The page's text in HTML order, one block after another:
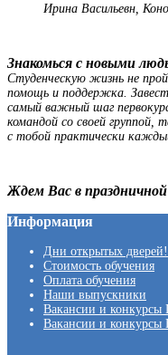
Ирина Васильевн,
Знакомься с новыми
Студенческую жизнь не
помощь и поддержка.
самый важный шаг
командой со своей группой,
с тобой практически
Ждем Вас в
Информация
Дни открытых дверей!
Стоимость обучения
Оплата обучения
Наши выпускники
Вакансии и
Вакансии и